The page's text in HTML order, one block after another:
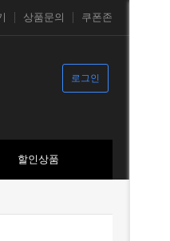
상품문의 쿠폰존
로그인
할인상품